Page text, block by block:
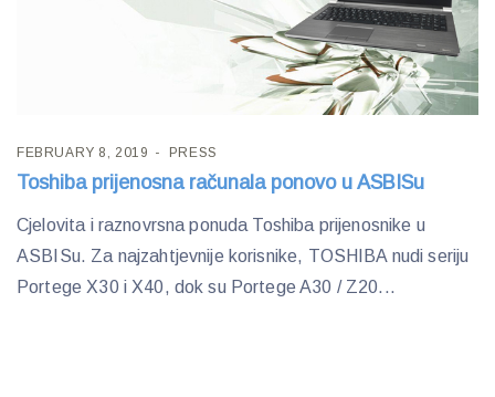
FEBRUARY 8, 2019 PRESS
Toshiba prijenosna računala ponovo u ASBISu
Cjelovita i raznovrsna ponuda Toshiba prijenosnike u
ASBISu. Za najzahtjevnije korisnike, TOSHIBA nudi seriju
Portege X30 i X40, dok su Portege A30 / Z20...